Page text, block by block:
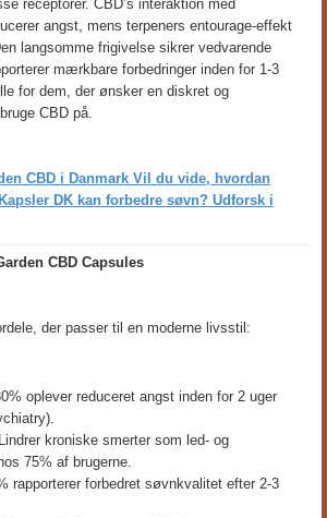
receptorer. CBD’s interaktion med
angst, mens terpeners entourage-effekt
langsomme frigivelse sikrer vedvarende
mærkbare forbedringer inden for 1-3
for dem, der ønsker en diskret og
CBD på.
CBD i Danmark Vil du vide, hvordan
DK kan forbedre søvn? Udforsk i
CBD Capsules
der passer til en moderne livsstil:
oplever reduceret angst inden for 2 uger
kroniske smerter som led- og
75% af brugerne.
rapporterer forbedret søvnkvalitet efter 2-3